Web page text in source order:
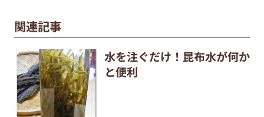
関連記事
水を注ぐだけ！昆布水が何か
と便利